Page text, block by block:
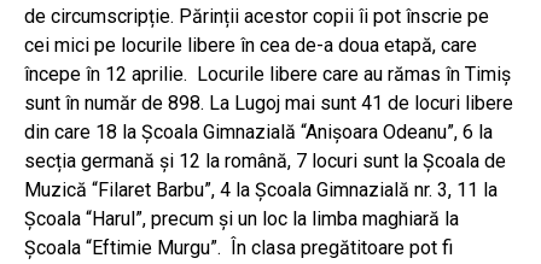
de circumscripție. Părinții acestor copii îi pot înscrie pe
cei mici pe locurile libere în cea de-a doua etapă, care
începe în 12 aprilie. Locurile libere care au rămas în Timiș
sunt în număr de 898. La Lugoj mai sunt 41 de locuri libere
din care 18 la Școala Gimnazială “Anișoara Odeanu”, 6 la
secția germană și 12 la română, 7 locuri sunt la Școala de
Muzică “Filaret Barbu”, 4 la Școala Gimnazială nr. 3, 11 la
Școala “Harul”, precum și un loc la limba maghiară la
Școala “Eftimie Murgu”. În clasa pregătitoare pot fi